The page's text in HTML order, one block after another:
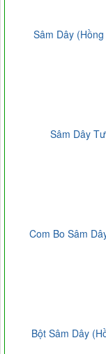
Sâm Dây
Sâm Dây
Com Bo Sâm
Bột Sâm Dây